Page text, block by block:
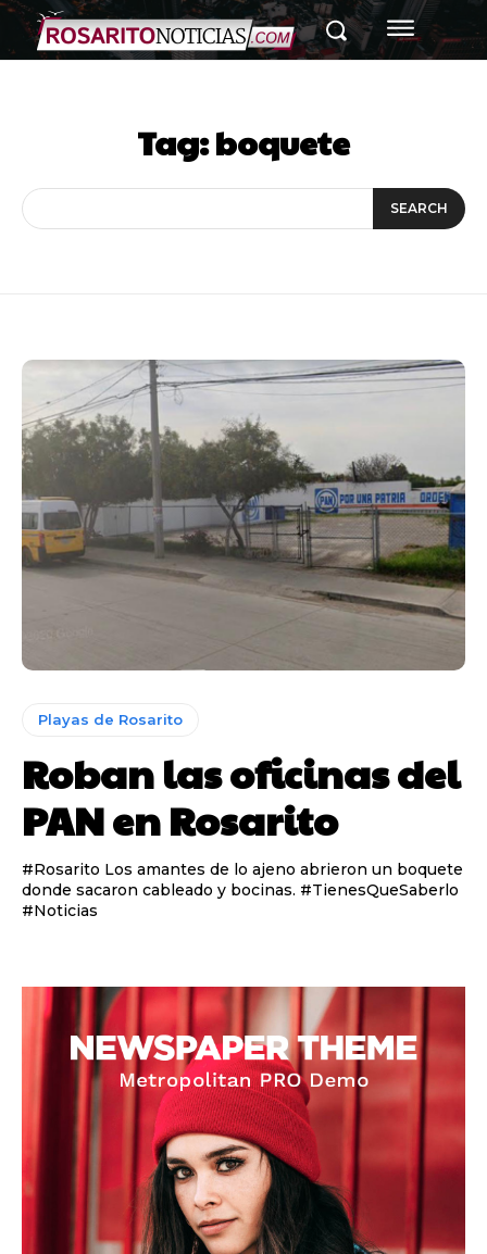
Tag:boquete
SEARCH
Playas de Rosarito
Roban las oficinas del
PAN en Rosarito
#Rosarito Los amantes de lo ajeno abrieron un boquete
donde sacaron cableado y bocinas. #TienesQueSaberlo
#Noticias